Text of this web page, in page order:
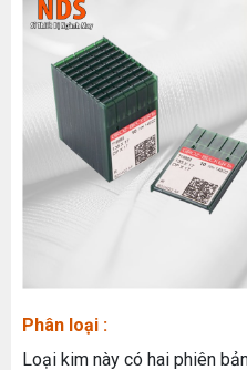
Phân loại :
Loại kim này có hai phiên